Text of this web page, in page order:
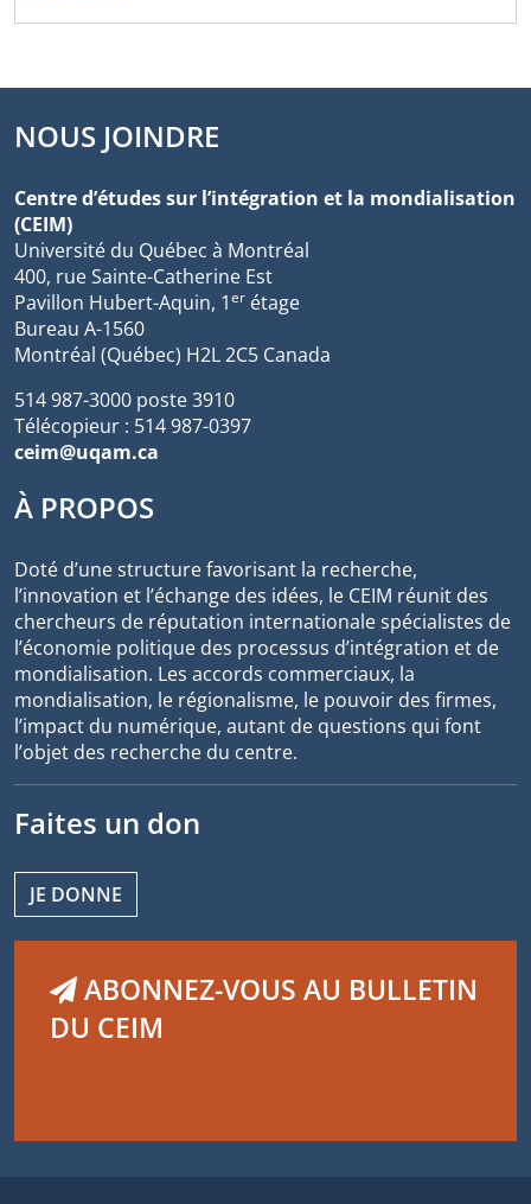
NOUS JOINDRE
Centre d’études sur l’intégration et la mondialisation
(CEIM)
Université du Québec à Montréal
400, rue Sainte-Catherine Est
Pavillon Hubert-Aquin, 1er étage
Bureau A-1560
Montréal (Québec) H2L 2C5 Canada
514 987-3000 poste 3910
Télécopieur : 514 987-0397
ceim@uqam.ca
À PROPOS
Doté d’une structure favorisant la recherche,
l’innovation et l’échange des idées, le CEIM réunit des
chercheurs de réputation internationale spécialistes de
l’économie politique des processus d’intégration et de
mondialisation. Les accords commerciaux, la
mondialisation, le régionalisme, le pouvoir des firmes,
l’impact du numérique, autant de questions qui font
l’objet des recherche du centre.
Faites un don
JE DONNE
ABONNEZ-VOUS AU BULLETIN
DU CEIM